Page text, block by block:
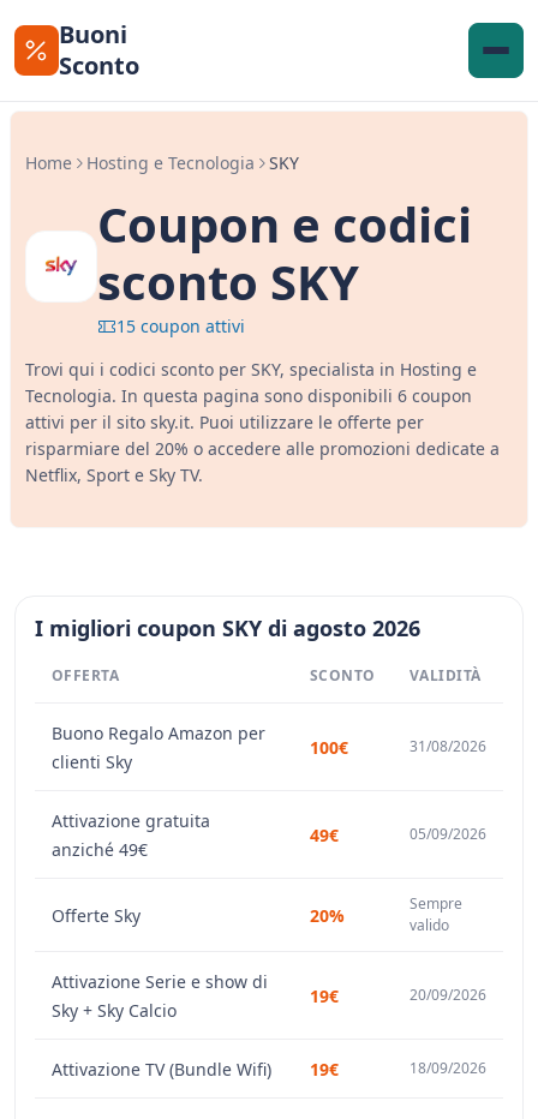
Buoni
Sconto
Home Hosting e Tecnologia SKY
Coupon e codici
sconto SKY
15 coupon attivi
Trovi qui i codici sconto per SKY, specialista in Hosting e
Tecnologia. In questa pagina sono disponibili 6 coupon
attivi per il sito sky.it. Puoi utilizzare le offerte per
risparmiare del 20% o accedere alle promozioni dedicate a
Netflix, Sport e Sky TV.
I migliori coupon SKY di agosto 2026
OFFERTA SCONTO VALIDITÀ
Buono Regalo Amazon per
clienti Sky
100€ 31/08/2026
Attivazione gratuita
anziché 49€
49€ 05/09/2026
Offerte Sky 20%
Sempre
valido
Attivazione Serie e show di
Sky + Sky Calcio
19€ 20/09/2026
Attivazione TV (Bundle Wifi) 19€ 18/09/2026